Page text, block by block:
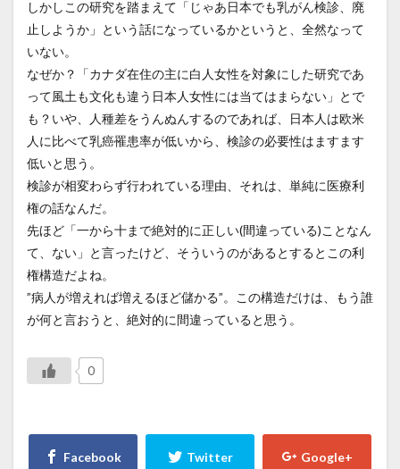
しかしこの研究を踏まえて「じゃあ日本でも乳がん検診、廃
止しようか」という話になっているかというと、全然なって
いない。
なぜか？「カナダ在住の主に白人女性を対象にした研究であ
って風土も文化も違う日本人女性には当てはまらない」とで
も？いや、人種差をうんぬんするのであれば、日本人は欧米
人に比べて乳癌罹患率が低いから、検診の必要性はますます
低いと思う。
検診が相変わらず行われている理由、それは、単純に医療利
権の話なんだ。
先ほど「一から十まで絶対的に正しい(間違っている)ことなん
て、ない」と言ったけど、そういうのがあるとするとこの利
権構造だよね。
”病人が増えれば増えるほど儲かる”。この構造だけは、もう誰
が何と言おうと、絶対的に間違っていると思う。
0